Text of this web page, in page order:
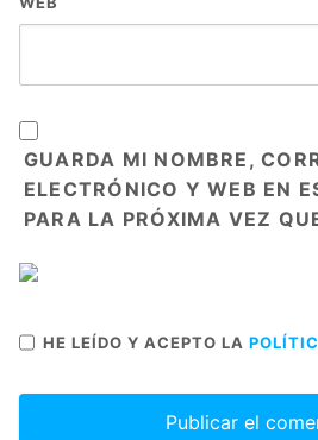
GUARDA MI NOMBRE,
ELECTRÓNICO Y WEB EN
PARA LA PRÓXIMA VEZ
HE LEÍDO Y ACEPTO LA